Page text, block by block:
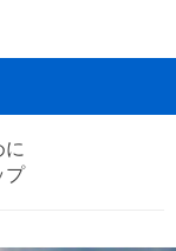
に
プ